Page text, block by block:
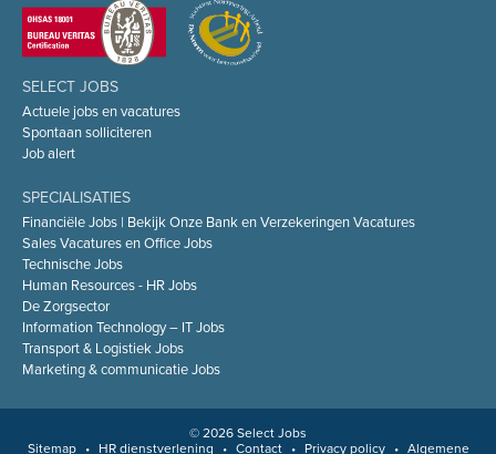
SELECT JOBS
Actuele jobs en vacatures
Spontaan solliciteren
Job alert
SPECIALISATIES
Financiële Jobs | Bekijk Onze Bank en Verzekeringen Vacatures
Sales Vacatures en Office Jobs
Technische Jobs
Human Resources - HR Jobs
De Zorgsector
Information Technology – IT Jobs
Transport & Logistiek Jobs
Marketing & communicatie Jobs
© 2026 Select Jobs
Sitemap
• HR dienstverlening • Contact • Privacy policy • Algemene